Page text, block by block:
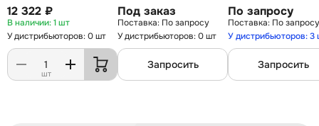
12 322 ₽
1 шт
У дистрибьюторов: 0 шт
шт
Под заказ
По запросу
У дистрибьюторов: 0 шт
Запросить
По запросу
По запросу
У дистрибьюторов: 3
Запросить